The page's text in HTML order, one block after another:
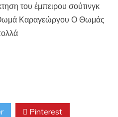
του έμπειρου σούτινγκ
Θωμά Καραγεώργου Ο Θωμάς
Pinterest